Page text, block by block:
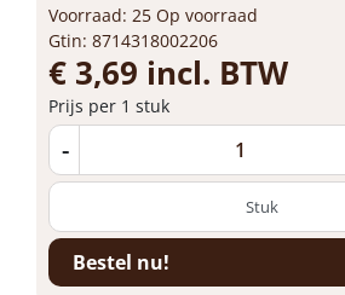
Voorraad: 25 Op voorraad
Gtin: 8714318002206
€ 3,69 incl. BTW
Prijs per 1 stuk
-
Bestel nu!